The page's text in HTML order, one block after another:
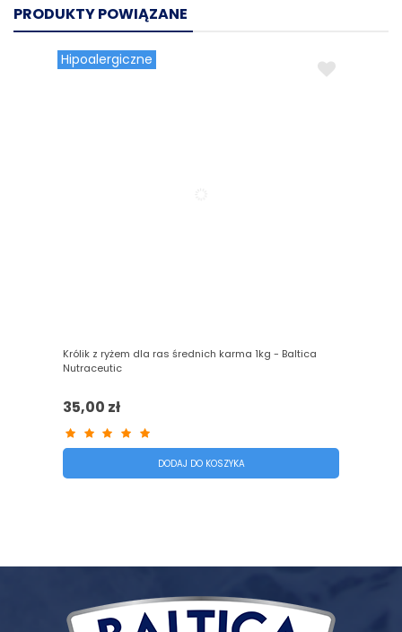
PRODUKTY POWIĄZANE
Hipoalergiczne
Królik z ryżem dla ras średnich karma 1kg - Baltica
Nutraceutic
35,00 zł
DODAJ DO KOSZYKA